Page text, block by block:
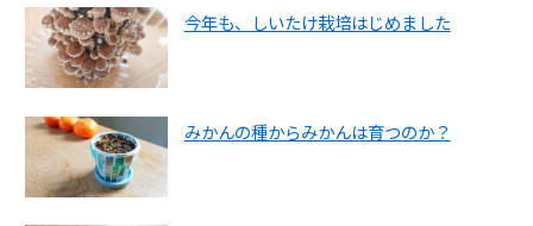
今年も、しいたけ栽培はじめました
みかんの種からみかんは育つのか？